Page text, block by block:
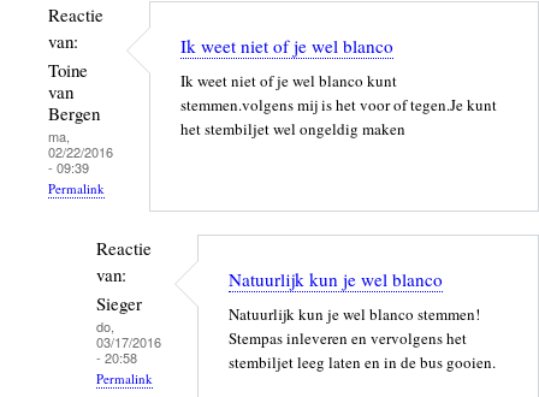
Reactie
van:
Toine
van
Bergen
ma,
02/22/2016
- 09:39
Permalink
antwoord
verhaal.
waarom
Ik weet niet of je wel blanco
Ik weet niet of je wel blanco kunt
stemmen.volgens mij is het voor of tegen.Je kunt
het stembiljet wel ongeldig maken
Reactie
van:
Sieger
do,
03/17/2016
- 20:58
Permalink
Natuurlijk kun je wel blanco
Natuurlijk kun je wel blanco stemmen!
Stempas inleveren en vervolgens het
stembiljet leeg laten en in de bus gooien.